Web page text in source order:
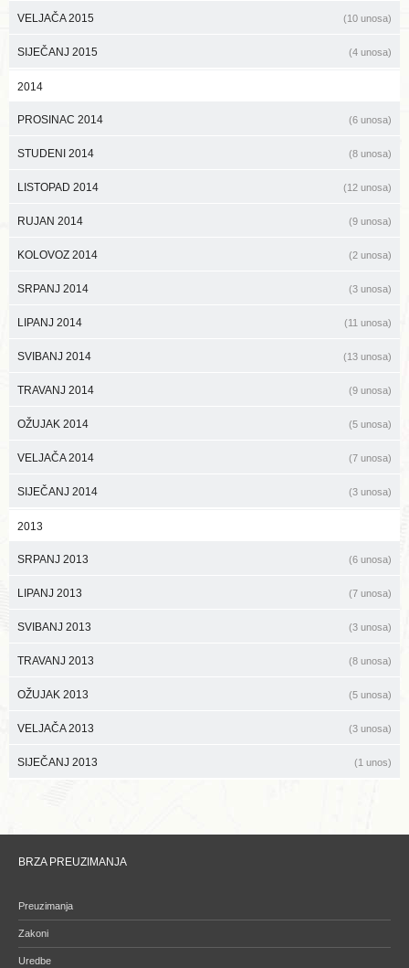
VELJAČA 2015 (10 unosa)
SIJEČANJ 2015 (4 unosa)
2014
PROSINAC 2014 (6 unosa)
STUDENI 2014 (8 unosa)
LISTOPAD 2014 (12 unosa)
RUJAN 2014 (9 unosa)
KOLOVOZ 2014 (2 unosa)
SRPANJ 2014 (3 unosa)
LIPANJ 2014 (11 unosa)
SVIBANJ 2014 (13 unosa)
TRAVANJ 2014 (9 unosa)
OŽUJAK 2014 (5 unosa)
VELJAČA 2014 (7 unosa)
SIJEČANJ 2014 (3 unosa)
2013
SRPANJ 2013 (6 unosa)
LIPANJ 2013 (7 unosa)
SVIBANJ 2013 (3 unosa)
TRAVANJ 2013 (8 unosa)
OŽUJAK 2013 (5 unosa)
VELJAČA 2013 (3 unosa)
SIJEČANJ 2013 (1 unos)
BRZA PREUZIMANJA
Preuzimanja
Zakoni
Uredbe